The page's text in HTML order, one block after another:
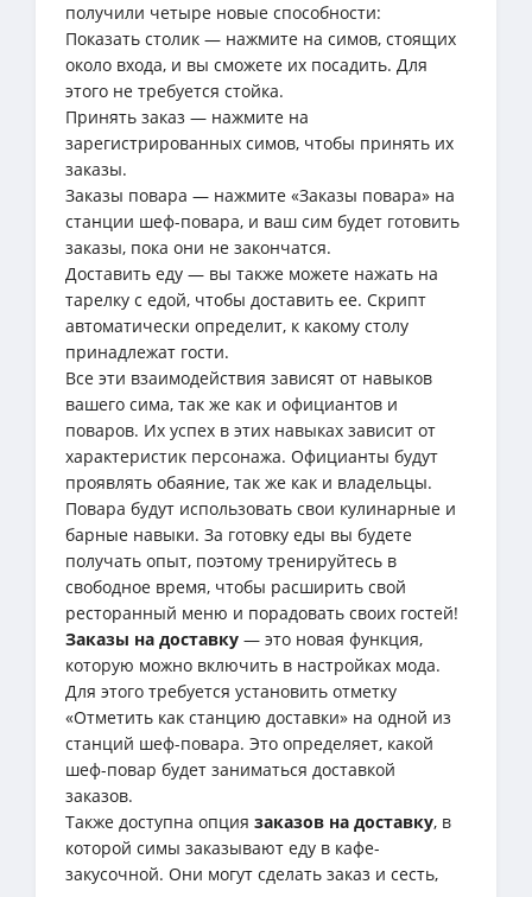
получили четыре новые способности:
Показать столик — нажмите на симов, стоящих
около входа, и вы сможете их посадить. Для
этого не требуется стойка.
Принять заказ — нажмите на
зарегистрированных симов, чтобы принять их
заказы.
Заказы повара — нажмите «Заказы повара» на
станции шеф-повара, и ваш сим будет готовить
заказы, пока они не закончатся.
Доставить еду — вы также можете нажать на
тарелку с едой, чтобы доставить ее. Скрипт
автоматически определит, к какому столу
принадлежат гости.
Все эти взаимодействия зависят от навыков
вашего сима, так же как и официантов и
поваров. Их успех в этих навыках зависит от
характеристик персонажа. Официанты будут
проявлять обаяние, так же как и владельцы.
Повара будут использовать свои кулинарные и
барные навыки. За готовку еды вы будете
получать опыт, поэтому тренируйтесь в
свободное время, чтобы расширить свой
ресторанный меню и порадовать своих гостей!
Заказы на доставку — это новая функция,
которую можно включить в настройках мода.
Для этого требуется установить отметку
«Отметить как станцию доставки» на одной из
станций шеф-повара. Это определяет, какой
шеф-повар будет заниматься доставкой
заказов.
Также доступна опция заказов на доставку, в
которой симы заказывают еду в кафе-
закусочной. Они могут сделать заказ и сесть,